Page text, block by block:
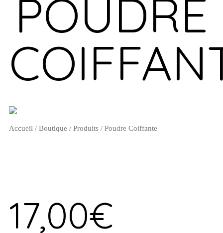
POUDRE
Accueil / Boutique / Produits / Poudre Coiffante
17,00€